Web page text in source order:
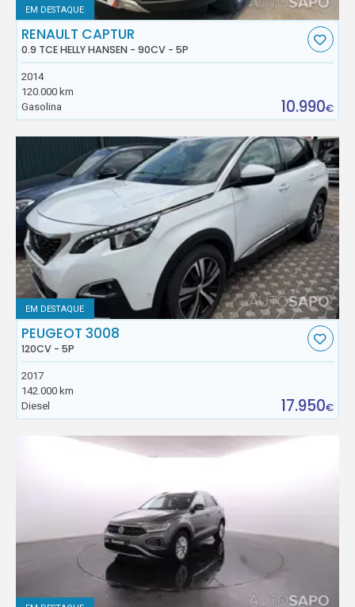
EM DESTAQUE
RENAULT CAPTUR
0.9 TCE HELLY HANSEN - 90CV - 5P
2014
120.000 km
Gasolina
10.990€
EM DESTAQUE
PEUGEOT 3008
120CV - 5P
2017
142.000 km
Diesel
17.950€